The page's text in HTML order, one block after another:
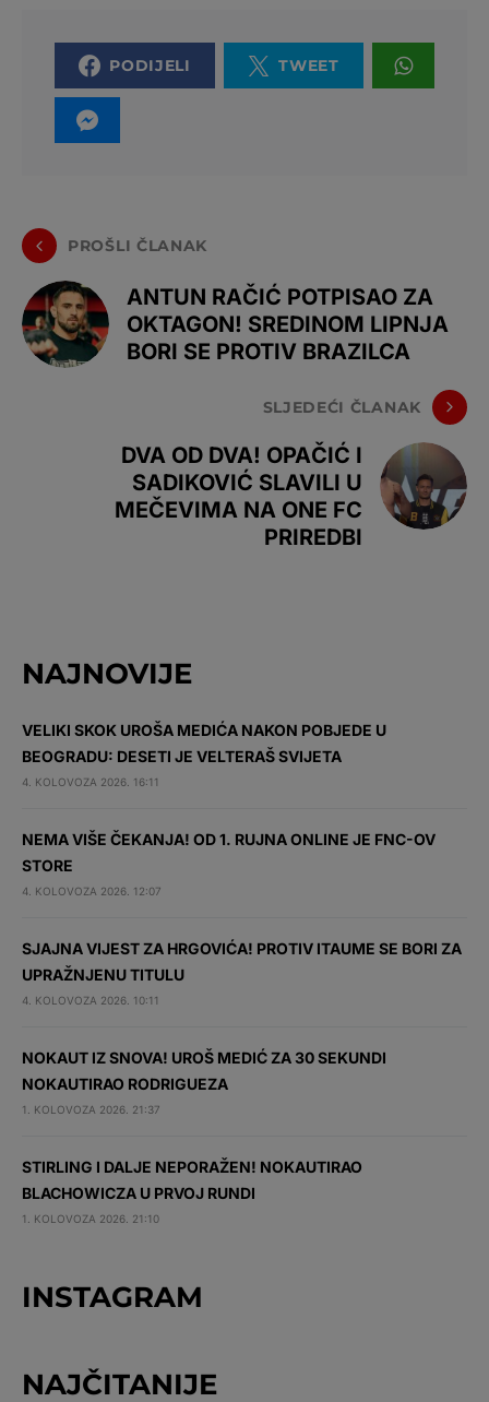
PODIJELI TWEET
PROŠLI ČLANAK
ANTUN RAČIĆ POTPISAO ZA
OKTAGON! SREDINOM LIPNJA
BORI SE PROTIV BRAZILCA
SLJEDEĆI ČLANAK
DVA OD DVA! OPAČIĆ I
SADIKOVIĆ SLAVILI U
MEČEVIMA NA ONE FC
PRIREDBI
NAJNOVIJE
VELIKI SKOK UROŠA MEDIĆA NAKON POBJEDE U
BEOGRADU: DESETI JE VELTERAŠ SVIJETA
4. KOLOVOZA 2026. 16:11
NEMA VIŠE ČEKANJA! OD 1. RUJNA ONLINE JE FNC-OV
STORE
4. KOLOVOZA 2026. 12:07
SJAJNA VIJEST ZA HRGOVIĆA! PROTIV ITAUME SE BORI ZA
UPRAŽNJENU TITULU
4. KOLOVOZA 2026. 10:11
NOKAUT IZ SNOVA! UROŠ MEDIĆ ZA 30 SEKUNDI
NOKAUTIRAO RODRIGUEZA
1. KOLOVOZA 2026. 21:37
STIRLING I DALJE NEPORAŽEN! NOKAUTIRAO
BLACHOWICZA U PRVOJ RUNDI
1. KOLOVOZA 2026. 21:10
INSTAGRAM
NAJČITANIJE